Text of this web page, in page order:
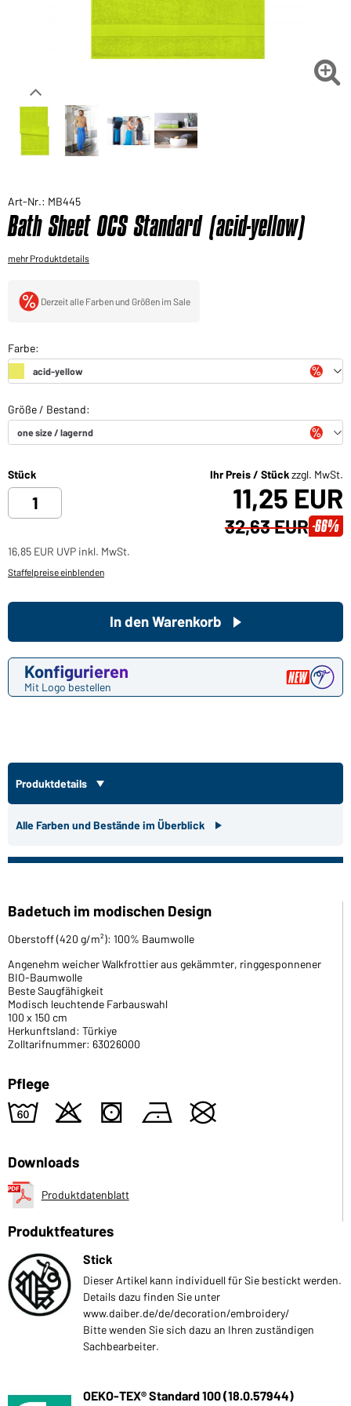
Sie möchten gerne für Ihren privaten Bedarf
Hier geht's zu unserem Endkundenshop 
Art-Nr.: MB445
Bath Sheet OCS Standard (acid-yellow)
mehr Produktdetails
Derzeit alle Farben und Größen im Sale
Stück Ihr Preis / Stückzzgl. MwSt.
11,25 EUR
32,63 EUR -66%
16,85 EUR UVP inkl. MwSt.
Staffelpreise einblenden
Konfigurieren
Mit Logo bestellen
In den Warenkorb
Produktdetails
Alle Farben und Bestände im Überblick
Badetuch im modischen Design
Oberstoff (420 g/m²): 100% Baumwolle
Angenehm weicher Walkfrottier aus gekämmter, ringgesponnener
BIO-Baumwolle
Beste Saugfähigkeit
Modisch leuchtende Farbauswahl
100 x 150 cm
Herkunftsland: Türkiye
Zolltarifnummer: 63026000
Pflege
4 o s n U
Downloads
Produktdatenblatt
Produktfeatures
Stick
Dieser Artikel kann individuell für Sie bestickt werden.
Details dazu finden Sie unter
www.daiber.de/de/decoration/embroidery/
Bitte wenden Sie sich dazu an Ihren zuständigen
Sachbearbeiter.
OEKO-TEX® Standard 100 (18.0.57944)